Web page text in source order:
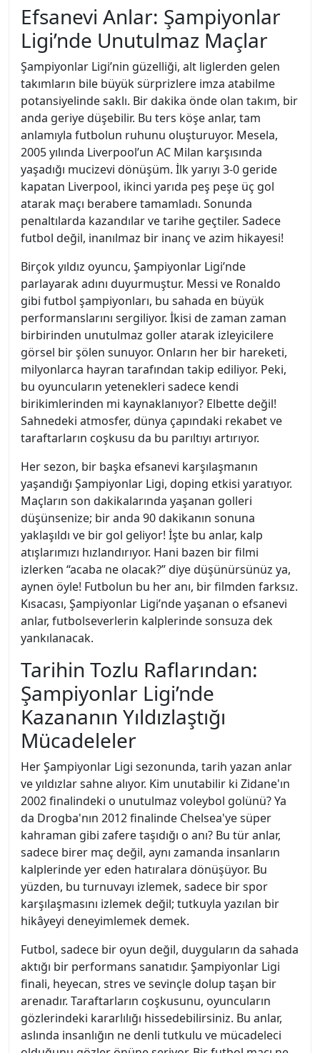
Efsanevi Anlar: Şampiyonlar
Ligi’nde Unutulmaz Maçlar
Şampiyonlar Ligi’nin güzelliği, alt liglerden gelen
takımların bile büyük sürprizlere imza atabilme
potansiyelinde saklı. Bir dakika önde olan takım, bir
anda geriye düşebilir. Bu ters köşe anlar, tam
anlamıyla futbolun ruhunu oluşturuyor. Mesela,
2005 yılında Liverpool’un AC Milan karşısında
yaşadığı mucizevi dönüşüm. İlk yarıyı 3-0 geride
kapatan Liverpool, ikinci yarıda peş peşe üç gol
atarak maçı berabere tamamladı. Sonunda
penaltılarda kazandılar ve tarihe geçtiler. Sadece
futbol değil, inanılmaz bir inanç ve azim hikayesi!
Birçok yıldız oyuncu, Şampiyonlar Ligi’nde
parlayarak adını duyurmuştur. Messi ve Ronaldo
gibi futbol şampiyonları, bu sahada en büyük
performanslarını sergiliyor. İkisi de zaman zaman
birbirinden unutulmaz goller atarak izleyicilere
görsel bir şölen sunuyor. Onların her bir hareketi,
milyonlarca hayran tarafından takip ediliyor. Peki,
bu oyuncuların yetenekleri sadece kendi
birikimlerinden mi kaynaklanıyor? Elbette değil!
Sahnedeki atmosfer, dünya çapındaki rekabet ve
taraftarların coşkusu da bu parıltıyı artırıyor.
Her sezon, bir başka efsanevi karşılaşmanın
yaşandığı Şampiyonlar Ligi, doping etkisi yaratıyor.
Maçların son dakikalarında yaşanan golleri
düşünsenize; bir anda 90 dakikanın sonuna
yaklaşıldı ve bir gol geliyor! İşte bu anlar, kalp
atışlarımızı hızlandırıyor. Hani bazen bir filmi
izlerken “acaba ne olacak?” diye düşünürsünüz ya,
aynen öyle! Futbolun bu her anı, bir filmden farksız.
Kısacası, Şampiyonlar Ligi’nde yaşanan o efsanevi
anlar, futbolseverlerin kalplerinde sonsuza dek
yankılanacak.
Tarihin Tozlu Raflarından:
Şampiyonlar Ligi’nde
Kazananın Yıldızlaştığı
Mücadeleler
Her Şampiyonlar Ligi sezonunda, tarih yazan anlar
ve yıldızlar sahne alıyor. Kim unutabilir ki Zidane'ın
2002 finalindeki o unutulmaz voleybol golünü? Ya
da Drogba'nın 2012 finalinde Chelsea'ye süper
kahraman gibi zafere taşıdığı o anı? Bu tür anlar,
sadece birer maç değil, aynı zamanda insanların
kalplerinde yer eden hatıralara dönüşüyor. Bu
yüzden, bu turnuvayı izlemek, sadece bir spor
karşılaşmasını izlemek değil; tutkuyla yazılan bir
hikâyeyi deneyimlemek demek.
Futbol, sadece bir oyun değil, duyguların da sahada
aktığı bir performans sanatıdır. Şampiyonlar Ligi
finali, heyecan, stres ve sevinçle dolup taşan bir
arenadır. Taraftarların coşkusunu, oyuncuların
gözlerindeki kararlılığı hissedebilirsiniz. Bu anlar,
aslında insanlığın ne denli tutkulu ve mücadeleci